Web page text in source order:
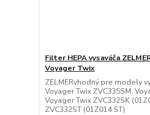
Filter HEPA vysaváča
Voyager Twix
ZELMERvhodný pre modely
Voyager Twix ZVC335SM,
Voyager Twix ZVC332SK
ZVC332ST (01Z014 ST)